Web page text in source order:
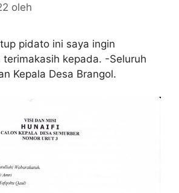
oleh
pidato ini saya ingin
terimakasih kepada. -Seluruh
Kepala Desa Brangol.